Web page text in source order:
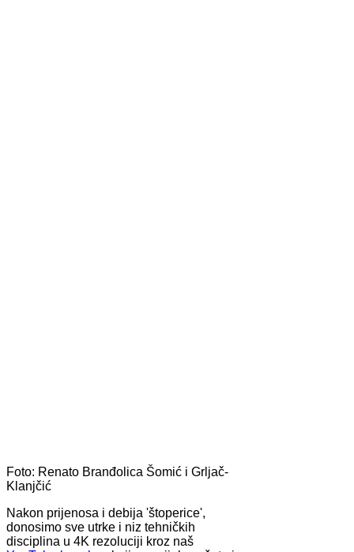
Foto: Renato Branđolica Šomić i Grljač-
Klanjčić
Nakon prijenosa i debija 'štoperice',
donosimo sve utrke i niz tehničkih
disciplina u 4K rezoluciji kroz naš